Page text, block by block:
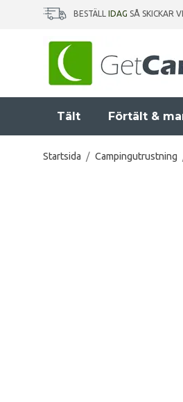
BESTÄLL IDAG SÅ SKICKAR
Tält Förtält &
Startsida / Campingutrustning